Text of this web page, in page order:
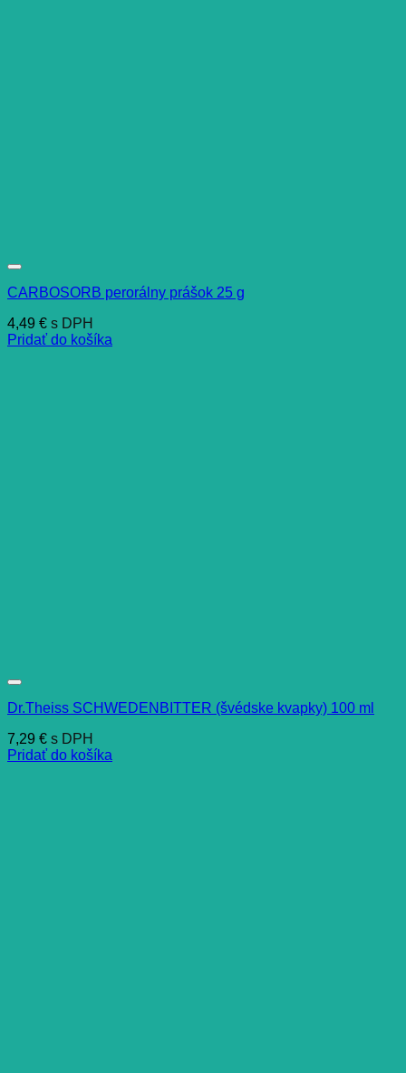
CARBOSORB perorálny prášok 25 g
4,49 € s DPH
Pridať do košíka
Dr.Theiss SCHWEDENBITTER (švédske kvapky) 100 ml
7,29 € s DPH
Pridať do košíka